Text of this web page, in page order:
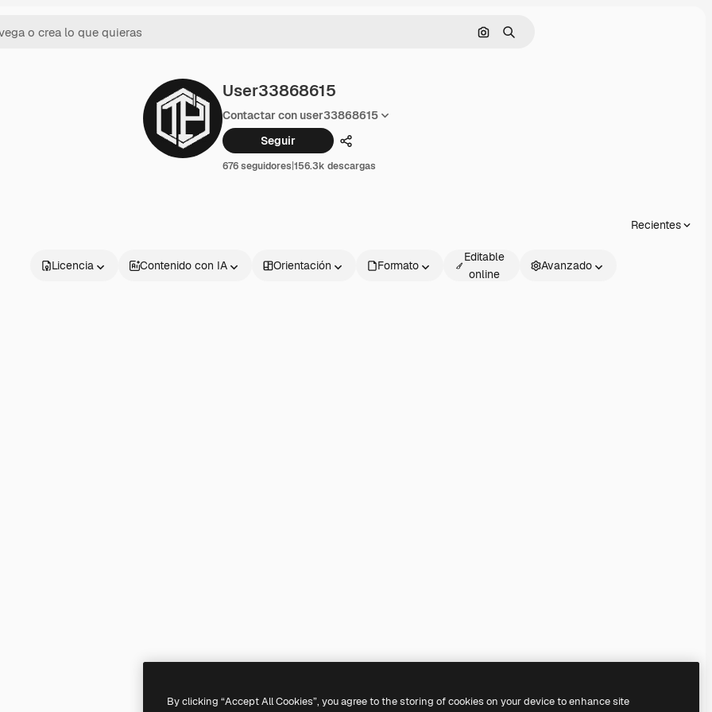
Buscar por imagen
Buscar
User33868615
Contactar con user33868615
Seguir
Compartir
676 seguidores|156.3k descargas
Recientes
Licencia Contenido con IA Orientación Formato
Editable
online
Avanzado
By clicking “Accept All Cookies”, you agree to the storing of cookies on your device to enhance site